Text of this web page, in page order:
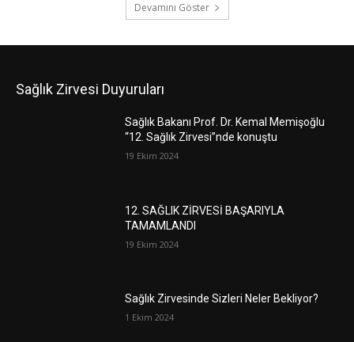
Devamını Göster
Sağlık Zirvesi Duyuruları
Sağlık Bakanı Prof. Dr. Kemal Memişoğlu
“12. Sağlık Zirvesi”nde konuştu
19 Ekim 2024
12. SAĞLIK ZİRVESİ BAŞARIYLA
TAMAMLANDI
19 Ekim 2024
Sağlık Zirvesinde Sizleri Neler Bekliyor?
1 Ekim 2024